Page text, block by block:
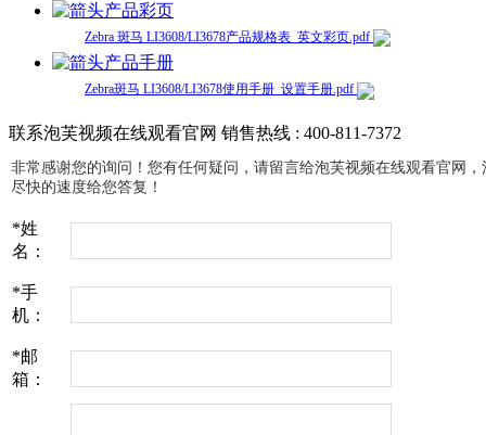
产品彩页
Zebra 斑马 LI3608/LI3678产品规格表_英文彩页.pdf
产品手册
Zebra斑马 LI3608/LI3678使用手册_设置手册.pdf
联系泡芙视频在线观看官网 销售热线 : 400-811-7372
非常感谢您的询问！您有任何疑问，请留言给泡芙视频在线观看官网
尽快的速度给您答复！
*姓
名：
*手
机：
*邮
箱：